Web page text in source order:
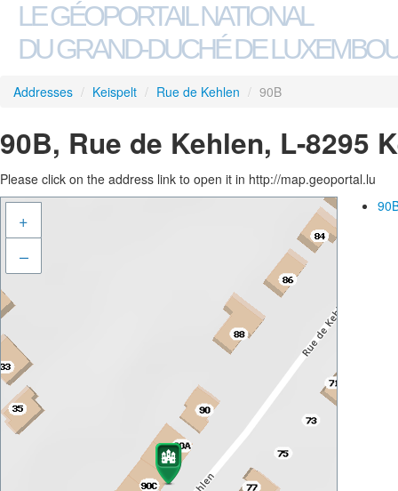
LE GÉOPORTAIL NATIONAL
DU GRAND-DUCHÉ DE
Addresses / Keispelt / Rue de Kehlen / 90B
90B, Rue de Kehlen, L-8295
Please click on the address link to open it in http://map.geoportal.lu
+
–